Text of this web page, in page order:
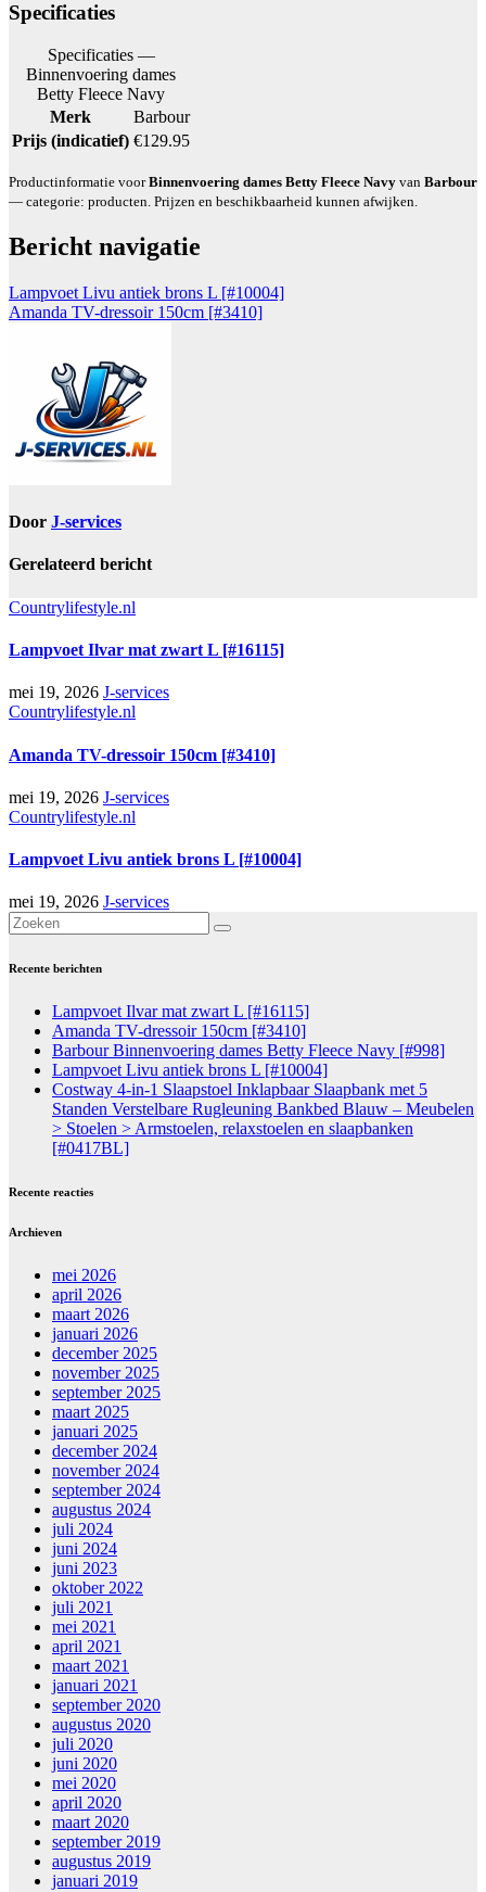
Specificaties
Specificaties —
Binnenvoering dames
Betty Fleece Navy
Merk
Barbour
Prijs (indicatief) €129.95
Productinformatie voorBinnenvoering dames Betty Fleece Navy van Barbour
— categorie: producten. Prijzen en beschikbaarheid kunnen afwijken.
Bericht navigatie
Lampvoet Livu antiek brons L [#10004]
Amanda TV-dressoir 150cm [#3410]
Door J-services
Gerelateerd bericht
Countrylifestyle.nl
Lampvoet Ilvar mat zwart L [#16115]
mei 19, 2026 J-services
Countrylifestyle.nl
Amanda TV-dressoir 150cm [#3410]
mei 19, 2026 J-services
Countrylifestyle.nl
Lampvoet Livu antiek brons L [#10004]
mei 19, 2026 J-services
Recente berichten
Lampvoet Ilvar mat zwart L [#16115]
Amanda TV-dressoir 150cm [#3410]
Barbour Binnenvoering dames Betty Fleece Navy [#998]
Lampvoet Livu antiek brons L [#10004]
Costway 4-in-1 Slaapstoel Inklapbaar Slaapbank met 5
Standen Verstelbare Rugleuning Bankbed Blauw – Meubelen
> Stoelen > Armstoelen, relaxstoelen en slaapbanken
[#0417BL]
Recente reacties
Archieven
mei 2026
april 2026
maart 2026
januari 2026
december 2025
november 2025
september 2025
maart 2025
januari 2025
december 2024
november 2024
september 2024
augustus 2024
juli 2024
juni 2024
juni 2023
oktober 2022
juli 2021
mei 2021
april 2021
maart 2021
januari 2021
september 2020
augustus 2020
juli 2020
juni 2020
mei 2020
april 2020
maart 2020
september 2019
augustus 2019
januari 2019